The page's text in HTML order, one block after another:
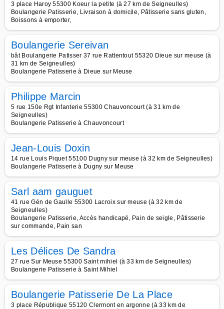
3 place Haroy 55300 Koeur la petite (à 27 km de Seigneulles)
Boulangerie Patisserie, Livraison à domicile, Pâtisserie sans gluten,
Boissons à emporter,
Boulangerie Sereivan
bât Boulangerie Patisser 37 rue Rattentout 55320 Dieue sur meuse (à
31 km de Seigneulles)
Boulangerie Patisserie à Dieue sur Meuse
Philippe Marcin
5 rue 150e Rgt Infanterie 55300 Chauvoncourt (à 31 km de
Seigneulles)
Boulangerie Patisserie à Chauvoncourt
Jean-Louis Doxin
14 rue Louis Piquet 55100 Dugny sur meuse (à 32 km de Seigneulles)
Boulangerie Patisserie à Dugny sur Meuse
Sarl aam gauguet
41 rue Gén de Gaulle 55300 Lacroix sur meuse (à 32 km de
Seigneulles)
Boulangerie Patisserie, Accès handicapé, Pain de seigle, Pâtisserie
sur commande, Pain san
Les Délices De Sandra
27 rue Sur Meuse 55300 Saint mihiel (à 33 km de Seigneulles)
Boulangerie Patisserie à Saint Mihiel
Boulangerie Patisserie De La Place
3 place République 55120 Clermont en argonne (à 33 km de